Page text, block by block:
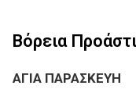
Βόρεια
ΑΓΙΑ ΠΑΡΑΣΚΕΥΗ